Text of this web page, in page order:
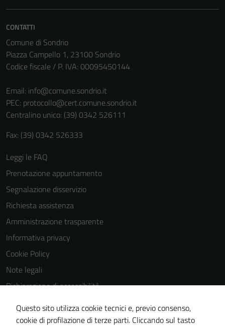
CONTATTI
Comune di Sondrio
Piazza Campello 1, 23100 Sondrio
Codice fiscale / P. IVA: 00095450144
Email: info@comune.sondrio.it
PEC: protocollo@cert.comune.sondrio.it
Centralino unico: (39) 0342 526111
Fax: (39) 0342 526333
Leggi le FAQ
Prenotazione appuntamento
Segnalazione disservizio
Richiesta assistenza
Amministrazione trasparente
Informativa privacy
Cookie Policy
Note legali
Dichiarazione di accessibilità
Dichiarazione di accessibilità Servizi
Whistleblowing
Questo sito utilizza cookie tecnici e, previo consenso,
cookie di profilazione di terze parti. Cliccando sul tasto